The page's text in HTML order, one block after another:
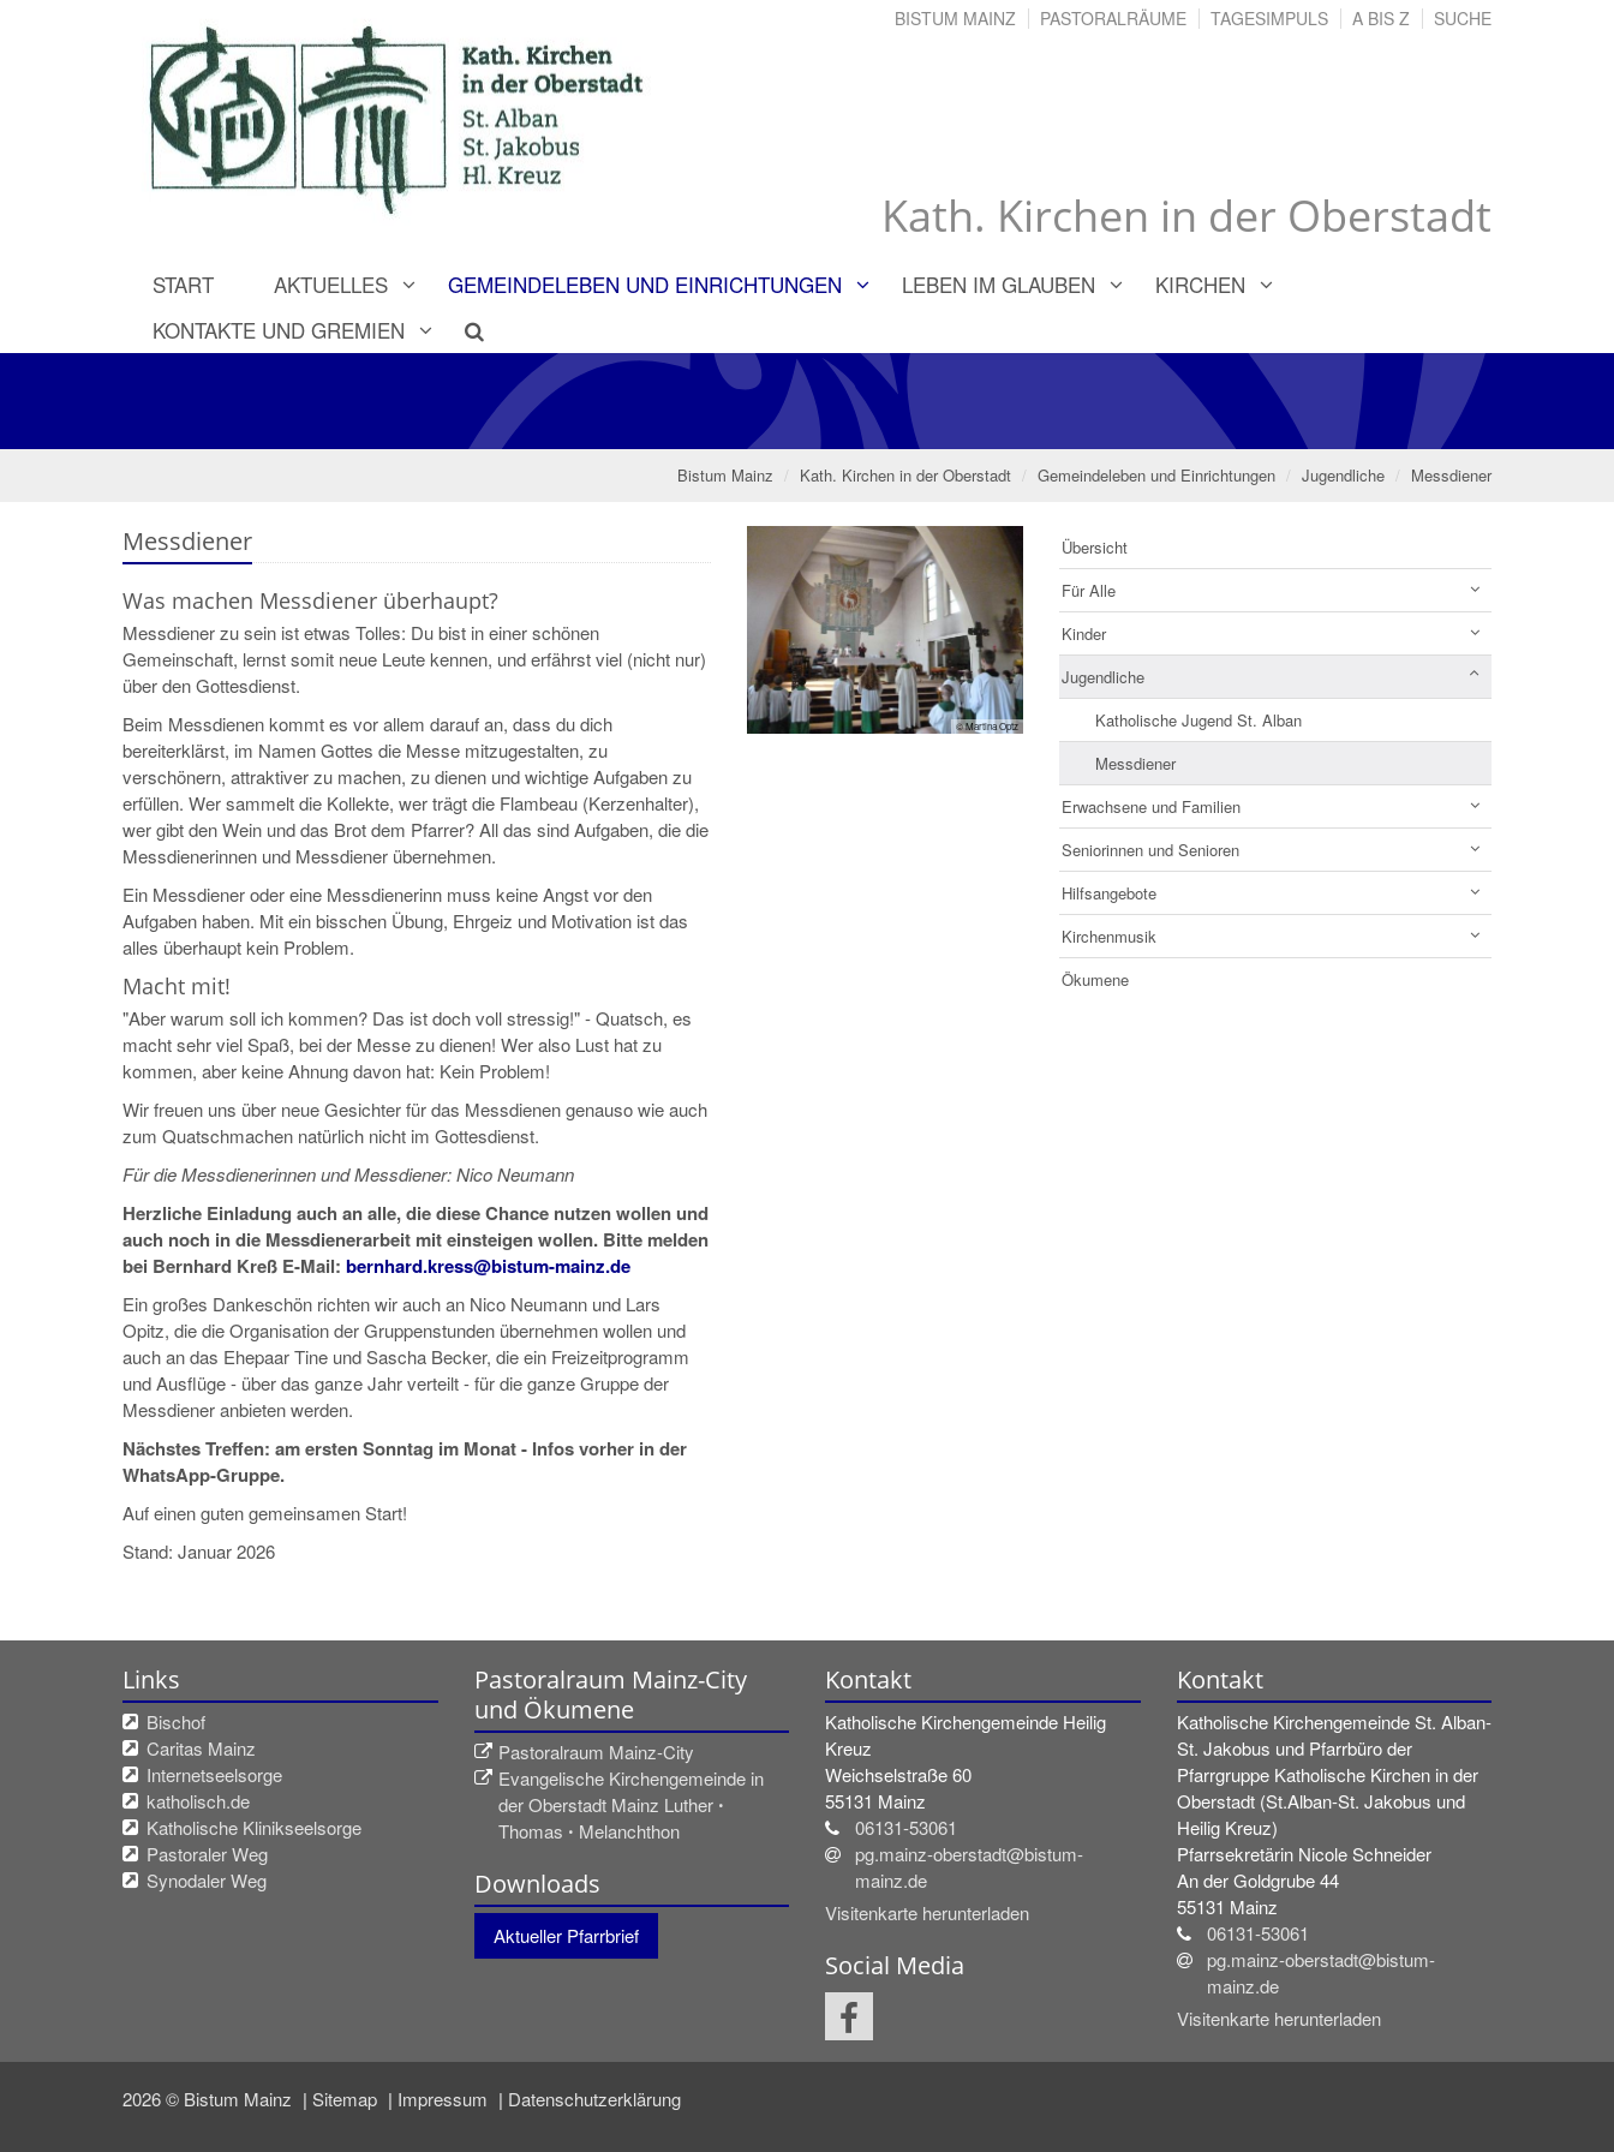
Kath. Kirchen in der Oberstadt
BISTUM MAINZ PASTORALRÄUME TAGESIMPULS A BIS Z SUCHE
START AKTUELLES GEMEINDELEBEN UND EINRICHTUNGEN LEBEN IM GLAUBEN
KIRCHEN
KONTAKTE UND GREMIEN
Bistum Mainz Kath. Kirchen in der Oberstadt Gemeindeleben und Einrichtungen Jugendliche Messdiener
Messdiener
Was machen Messdiener überhaupt?
Messdiener zu sein ist etwas Tolles: Du bist in einer schönen
Gemeinschaft, lernst somit neue Leute kennen, und erfährst viel (nicht nur)
über den Gottesdienst.
Beim Messdienen kommt es vor allem darauf an, dass du dich
bereiterklärst, im Namen Gottes die Messe mitzugestalten, zu
verschönern, attraktiver zu machen, zu dienen und wichtige Aufgaben zu
erfüllen. Wer sammelt die Kollekte, wer trägt die Flambeau (Kerzenhalter),
wer gibt den Wein und das Brot dem Pfarrer? All das sind Aufgaben, die die
Messdienerinnen und Messdiener übernehmen.
Ein Messdiener oder eine Messdienerinn muss keine Angst vor den
Aufgaben haben. Mit ein bisschen Übung, Ehrgeiz und Motivation ist das
alles überhaupt kein Problem.
Macht mit!
"Aber warum soll ich kommen? Das ist doch voll stressig!" - Quatsch, es
macht sehr viel Spaß, bei der Messe zu dienen! Wer also Lust hat zu
kommen, aber keine Ahnung davon hat: Kein Problem!
Wir freuen uns über neue Gesichter für das Messdienen genauso wie auch
zum Quatschmachen natürlich nicht im Gottesdienst.
Für die Messdienerinnen und Messdiener: Nico Neumann
Herzliche Einladung auch an alle, die diese Chance nutzen wollen und
auch noch in die Messdienerarbeit mit einsteigen wollen. Bitte melden
bei Bernhard Kreß E-Mail: bernhard.kress@bistum-mainz.de
Ein großes Dankeschön richten wir auch an Nico Neumann und Lars
Opitz, die die Organisation der Gruppenstunden übernehmen wollen und
auch an das Ehepaar Tine und Sascha Becker, die ein Freizeitprogramm
und Ausflüge - über das ganze Jahr verteilt - für die ganze Gruppe der
Messdiener anbieten werden.
Nächstes Treffen: am ersten Sonntag im Monat - Infos vorher in der
WhatsApp-Gruppe.
Auf einen guten gemeinsamen Start!
Stand: Januar 2026
© Martina Optz
Übersicht
Für Alle
Kinder
Jugendliche
Katholische Jugend St. Alban
Messdiener
Erwachsene und Familien
Seniorinnen und Senioren
Hilfsangebote
Kirchenmusik
Ökumene
Links
Bischof
Caritas Mainz
Internetseelsorge
katholisch.de
Katholische Klinikseelsorge
Pastoraler Weg
Synodaler Weg
Pastoralraum Mainz-City
und Ökumene
Pastoralraum Mainz-City
Evangelische Kirchengemeinde in
der Oberstadt Mainz Luther ꞏ
Thomas ꞏ Melanchthon
Downloads
Aktueller Pfarrbrief
Kontakt
Katholische Kirchengemeinde Heilig
Kreuz
Weichselstraße 60
55131 Mainz
06131-53061
pg.mainz-oberstadt@bistum-
mainz.de
Visitenkarte herunterladen
Social Media
Kontakt
Katholische Kirchengemeinde St. Alban-
St. Jakobus und Pfarrbüro der
Pfarrgruppe Katholische Kirchen in der
Oberstadt (St.Alban-St. Jakobus und
Heilig Kreuz)
PfarrsekretärinNicole Schneider
An der Goldgrube 44
55131 Mainz
06131-53061
pg.mainz-oberstadt@bistum-
mainz.de
Visitenkarte herunterladen
2026 © Bistum Mainz Sitemap Impressum Datenschutzerklärung